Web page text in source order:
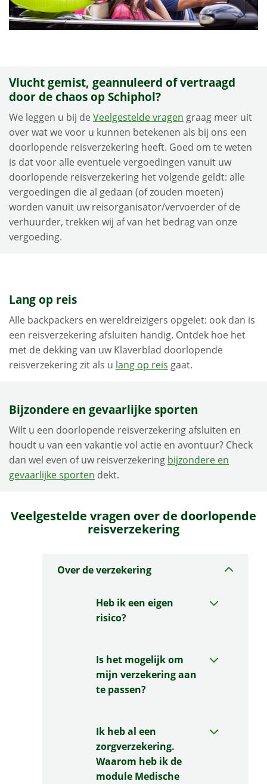
Vlucht gemist, geannuleerd of vertraagd
door de chaos op Schiphol?
We leggen u bij de Veelgestelde vragen graag meer uit
over wat we voor u kunnen betekenen als bij ons een
doorlopende reisverzekering heeft. Goed om te weten
is datvoor alle eventuele vergoedingen vanuit uw
doorlopende reisverzekering het volgende geldt: alle
vergoedingen die al gedaan (of zouden moeten)
worden vanuit uw reisorganisator/vervoerder of de
verhuurder, trekken wij af van het bedrag van onze
vergoeding.
Lang op reis
Alle backpackers en wereldreizigers opgelet: ook dan is
een reisverzekering afsluiten handig. Ontdek hoe het
met de dekking van uw Klaverblad doorlopende
reisverzekering zit als u lang op reis gaat.
Bijzondere en gevaarlijke sporten
Wilt u een doorlopende reisverzekering afsluiten en
houdt u van een vakantie vol actie en avontuur? Check
dan wel even of uw reisverzekering bijzondere en
gevaarlijke sporten dekt.
Veelgestelde vragen over de doorlopende
reisverzekering
Over de verzekering
Heb ik een eigen
risico?
Is het mogelijk om
mijn verzekering aan
te passen?
Ik heb al een
zorgverzekering.
Waarom heb ik de
module Medische